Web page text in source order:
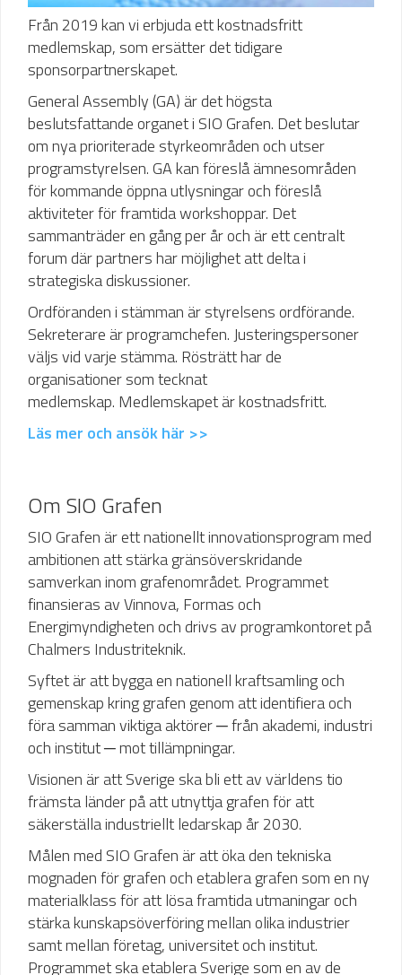
Från 2019 kan vi erbjuda ett kostnadsfritt
medlemskap, som ersätter det tidigare
sponsorpartnerskapet.
General Assembly (GA) är det högsta
beslutsfattande organet i SIO Grafen. Det beslutar
om nya prioriterade styrkeområden och utser
programstyrelsen. GA kan föreslå ämnesområden
för kommande öppna utlysningar och föreslå
aktiviteter för framtida workshoppar. Det
sammanträder en gång per år och är ett centralt
forum där partners har möjlighet att delta i
strategiska diskussioner.
Ordföranden i stämman är styrelsens ordförande.
Sekreterare är programchefen. Justeringspersoner
väljs vid varje stämma. Rösträtt har de
organisationer som tecknat
medlemskap. Medlemskapet är kostnadsfritt.
Läs mer och ansök här >>
Om SIO Grafen
SIO Grafen är ett nationellt innovationsprogram med
ambitionen att stärka gränsöverskridande
samverkan inom grafenområdet. Programmet
finansieras av Vinnova, Formas och
Energimyndigheten och drivs av programkontoret på
Chalmers Industriteknik.
Syftet är att bygga en nationell kraftsamling och
gemenskap kring grafen genom att identifiera och
föra samman viktiga aktörer ─ från akademi, industri
och institut ─ mot tillämpningar.
Visionen är att Sverige ska bli ett av världens tio
främsta länder på att utnyttja grafen för att
säkerställa industriellt ledarskap år 2030.
Målen med SIO Grafen är att öka den tekniska
mognaden för grafen och etablera grafen som en ny
materialklass för att lösa framtida utmaningar och
stärka kunskapsöverföring mellan olika industrier
samt mellan företag, universitet och institut.
Programmet ska etablera Sverige som en av de